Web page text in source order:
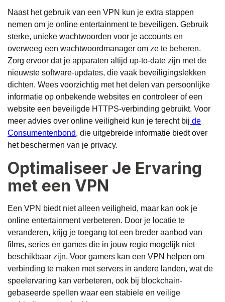
Naast het gebruik van een VPN kun je extra stappen
nemen om je online entertainment te beveiligen. Gebruik
sterke, unieke wachtwoorden voor je accounts en
overweeg een wachtwoordmanager om ze te beheren.
Zorg ervoor dat je apparaten altijd up-to-date zijn met de
nieuwste software-updates, die vaak beveiligingslekken
dichten. Wees voorzichtig met het delen van persoonlijke
informatie op onbekende websites en controleer of een
website een beveiligde HTTPS-verbinding gebruikt. Voor
meer advies over online veiligheid kun je terecht bij de
Consumentenbond, die uitgebreide informatie biedt over
het beschermen van je privacy.
Optimaliseer Je Ervaring
met een VPN
Een VPN biedt niet alleen veiligheid, maar kan ook je
online entertainment verbeteren. Door je locatie te
veranderen, krijg je toegang tot een breder aanbod van
films, series en games die in jouw regio mogelijk niet
beschikbaar zijn. Voor gamers kan een VPN helpen om
verbinding te maken met servers in andere landen, wat de
speelervaring kan verbeteren, ook bij blockchain-
gebaseerde spellen waar een stabiele en veilige